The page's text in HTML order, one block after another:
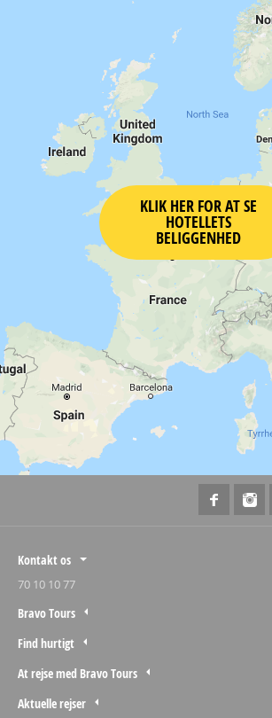
KLIK HER FOR AT SE
HOTELLETS
BELIGGENHED
Kontakt os
70 10 10 77
Bravo Tours
Find hurtigt
At rejse med Bravo Tours
Aktuelle rejser